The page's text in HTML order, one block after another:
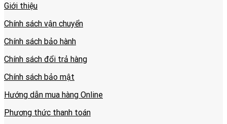
Giới thiệu
Chính sách vận chuyển
Chính sách bảo hành
Chính sách đổi trả hàng
Chính sách bảo mật
Hướng dẫn mua hàng Online
Phương thức thanh toán